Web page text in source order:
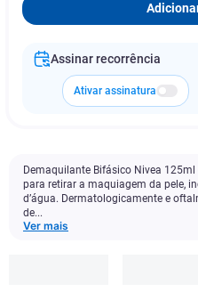
Assinar recorrência
Ativar assinatura
Demaquilante Bifásico Nivea
para retirar a maquiagem da pele,
d’água. Dermatologicamente e
de...
Ver mais